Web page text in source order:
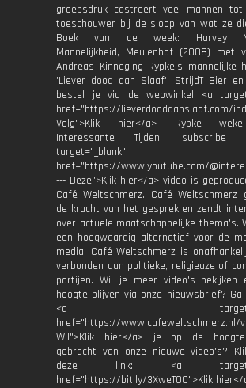
groepsdruk castreert veel mannen tot
toeschouwer bij de sloop van wat ze
Boek van de week: Harvey
Mannelijkheid, Meulenhof (2008) met
Andreas Kinneging Rypke's mannelijke
'Liever dood dan Slaaf', StrijdT Bier
bestel je via de webwinkel <a
href="https://lieverdooddanslaaf.com/
Volg">Klik hier</a> Rypke
Interessante Tijden,
target="_blank"
href="https://www.youtube.com/
--- Deze">Klik hier</a> video is
Café Weltschmerz. Café Weltschmerz
de kracht van het gesprek en zendt
over actuele maatschappelijke thema's.
een hoogwaardig alternatief voor de
media. Café Weltschmerz is
verbonden aan politieke, religieuze of
partijen. Wil je meer video's bekijken
hoogte blijven via onze nieuwsbrief? Ga
<a
href="https://www.cafeweltschmerz.nl/
Wil">Klik hier</a> je op de
gebracht van onze nieuwe video's?
deze link: <a
href="https://bit.ly/3XweTO0">Klik hier</